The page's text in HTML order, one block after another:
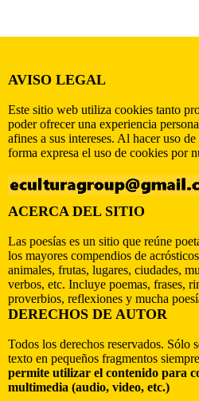
AVISO LEGAL
Este sitio web utiliza cookies tanto
poder ofrecer una experiencia
afines a sus intereses. Al hacer uso
forma expresa el uso de cookies por
ACERCA DEL SITIO
Las poesías es un sitio que reúne
los mayores compendios de
animales, frutas, lugares, ciudades,
verbos, etc. Incluye poemas, frases,
proverbios, reflexiones y mucha
DERECHOS DE AUTOR
Todos los derechos reservados. Sólo
texto en pequeños fragmentos
permite utilizar el contenido para
multimedia (audio, video, etc.)